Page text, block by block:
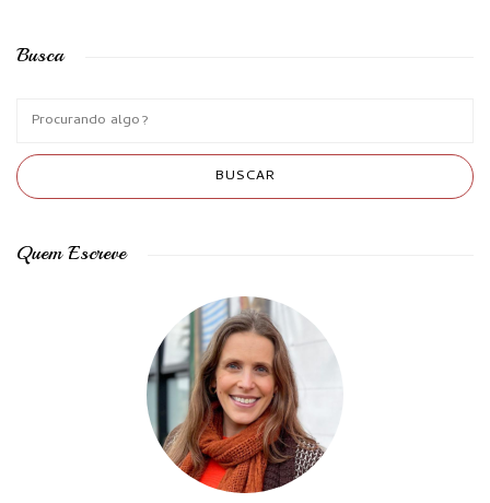
Busca
Quem Escreve